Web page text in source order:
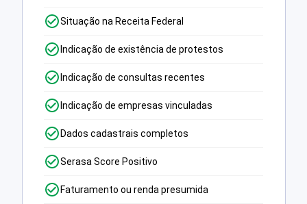
Situação na Receita Federal
Indicação de existência de protestos
Indicação de consultas recentes
Indicação de empresas vinculadas
Dados cadastrais completos
Serasa Score Positivo
Faturamento ou renda presumida